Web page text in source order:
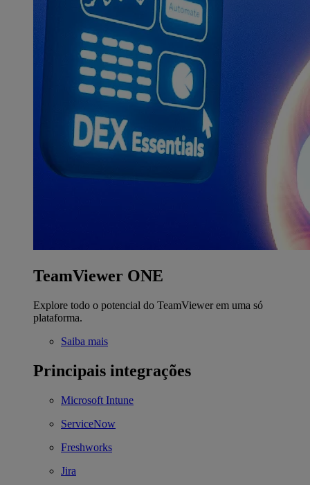
TeamViewer ONE
Explore todo o potencial do TeamViewer em uma só
plataforma.
Saiba mais
Principais integrações
Microsoft Intune
ServiceNow
Freshworks
Jira